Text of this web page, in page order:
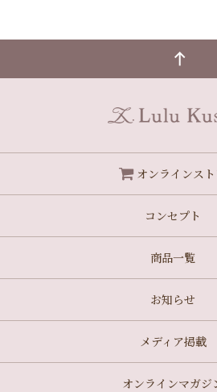
オンラインス
コンセプト
商品一覧
お知らせ
メディア掲載
オンラインマガジ